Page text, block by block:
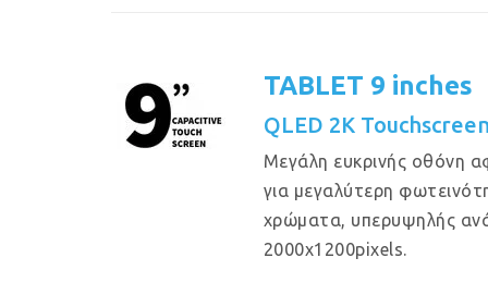
TABLET 9 inches
QLED 2K
Μεγάλη ευκρινής οθόνη
για μεγαλύτερη
χρώματα, υπερυψηλής
2000x1200pixels.